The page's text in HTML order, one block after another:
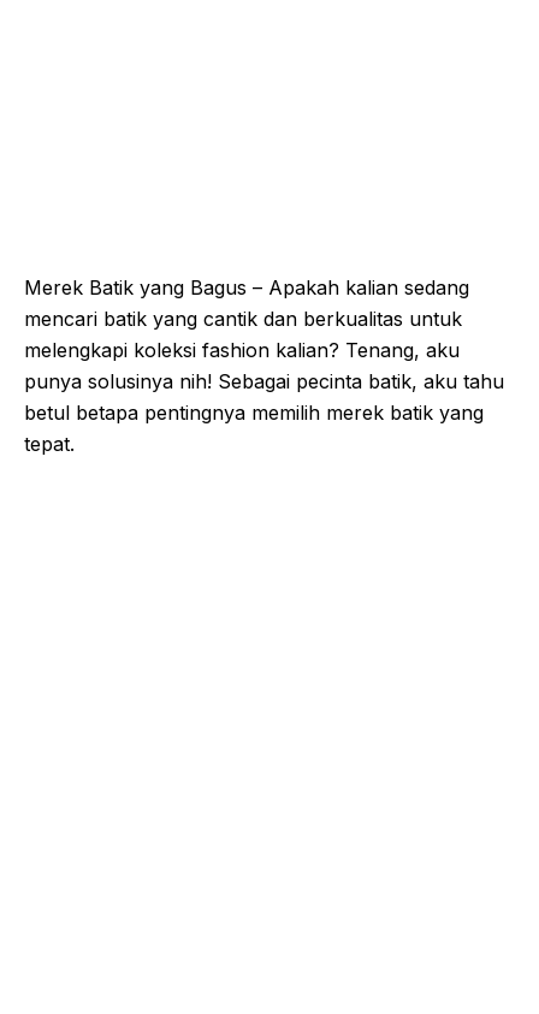
Merek Batik yang Bagus – Apakah kalian sedang
mencari batik yang cantik dan berkualitas untuk
melengkapi koleksi fashion kalian? Tenang, aku
punya solusinya nih! Sebagai pecinta batik, aku tahu
betul betapa pentingnya memilih merek batik yang
tepat.